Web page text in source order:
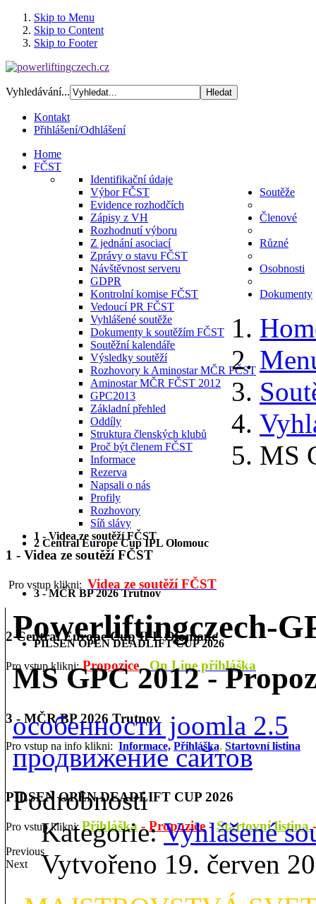
Skip to Menu
Skip to Content
Skip to Footer
Vyhledávání...
Kontakt
Přihlášení/Odhlášení
Home
FČST
Identifikační údaje
Výbor FČST
Evidence rozhodčích
Zápisy z VH
Rozhodnutí výboru
Z jednání asociací
Zprávy o stavu FČST
Návštěvnost serveru
GDPR
Kontrolní komise FČST
Vedoucí PR FČST
Soutěže
Vyhlášené soutěže
Dokumenty k soutěžím FČST
Soutěžní kalendáře
Výsledky soutěží
Rozhovory k Aminostar MČR FČST
Aminostar MČR FČST 2012
GPC2013
Členové
Základní přehled
Oddíly
Struktura členských klubů
Proč být členem FČST
Různé
Informace
Rezerva
Osobnosti
Napsali o nás
Profily
Rozhovory
Síň slávy
Dokumenty
MS
1 - Videa ze soutěží FČST
2 Central Europe Cup IPL Olomouc
3 - MČR BP 2026 Trutnov
PILSEN OPEN DEADLIFT CUP 2026
1 - Videa ze soutěží FČST
Pro vstup klikni: Videa ze soutěží FČST
2 Central Europe Cup IPL Olomouc
Pro vstup klikni: Propozice On Line přihláška
3 - MČR BP 2026 Trutnov
Pro vstup na info klikni: Informace, Přihláška, Startovní listina
PILSEN OPEN DEADLIFT CUP 2026
Pro vstup klikni:Přihláška -Propozice - Startovní listina
Previous
Next
Powerliftingczech-
MS GPC 2012 -
особенности joomla 2.5
продвижение сайтов
Podrobnosti
Kategorie:Vyhlášené
Vytvořeno 19. červen